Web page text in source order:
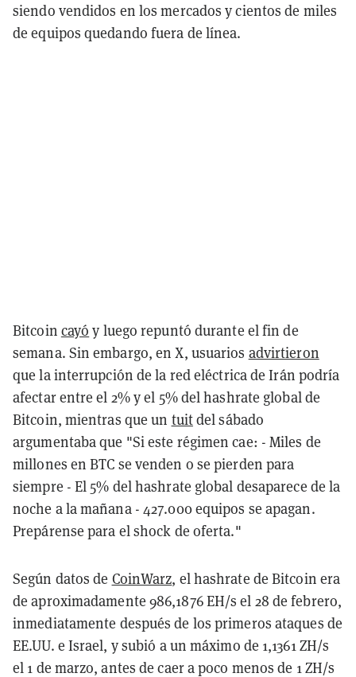
siendo vendidos en los mercados y cientos de miles
de equipos quedando fuera de línea.
Bitcoin cayó y luego repuntó durante el fin de
semana. Sin embargo, en X, usuarios advirtieron
que la interrupción de la red eléctrica de Irán podría
afectar entre el 2% y el 5% del hashrate global de
Bitcoin, mientras que un tuitdel sábado
argumentaba que "Si este régimen cae: - Miles de
millones en BTC se venden o se pierden para
siempre - El 5% del hashrate global desaparece de la
noche a la mañana - 427.000 equipos se apagan.
Prepárense para el shock de oferta."
Según datos de CoinWarz, el hashrate de Bitcoin era
de aproximadamente 986,1876 EH/s el 28 de febrero,
inmediatamente después de los primeros ataques de
EE.UU. e Israel, y subió a un máximo de 1,1361 ZH/s
el 1 de marzo, antes de caer a poco menos de 1 ZH/s